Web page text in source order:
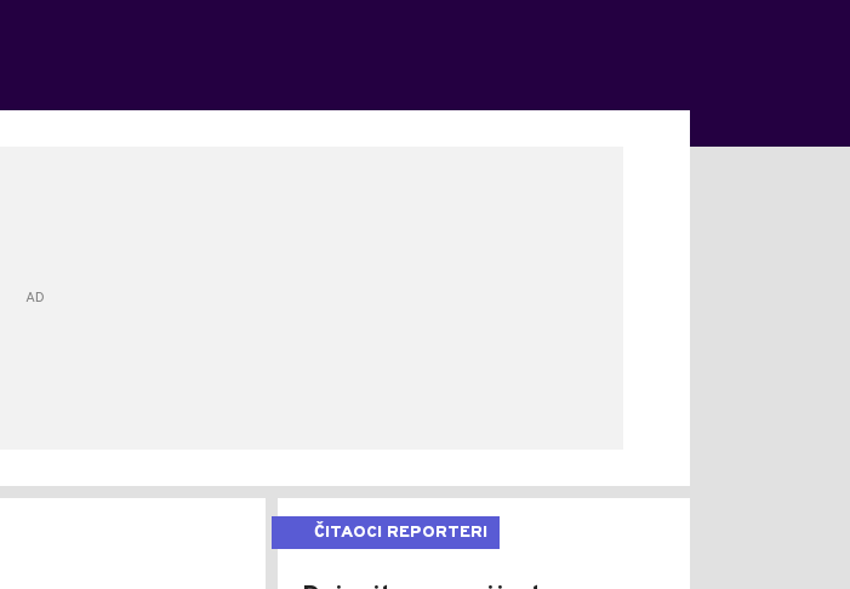
ČITAOCI REPORTERI